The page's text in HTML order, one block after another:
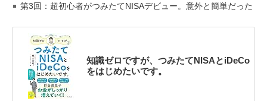
第3回：超初心者がつみたてNISAデビュー。意外と簡単だった
知識ゼロですが、つみたてNISAとiDeCo
をはじめたいです。